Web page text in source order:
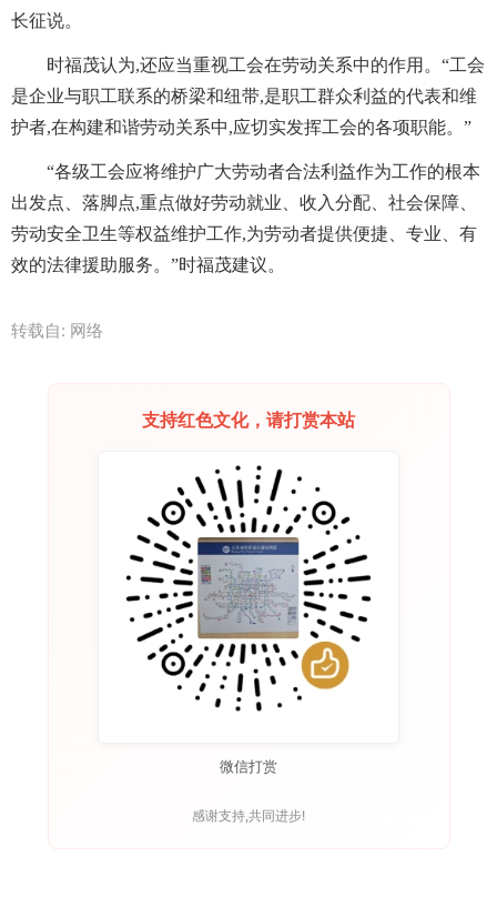
长征说。
时福茂认为,还应当重视工会在劳动关系中的作用。“工会
是企业与职工联系的桥梁和纽带,是职工群众利益的代表和维
护者,在构建和谐劳动关系中,应切实发挥工会的各项职能。”
“各级工会应将维护广大劳动者合法利益作为工作的根本
出发点、落脚点,重点做好劳动就业、收入分配、社会保障、
劳动安全卫生等权益维护工作,为劳动者提供便捷、专业、有
效的法律援助服务。”时福茂建议。
转载自: 网络
支持红色文化，请打赏本站
微信打赏
感谢支持,共同进步!